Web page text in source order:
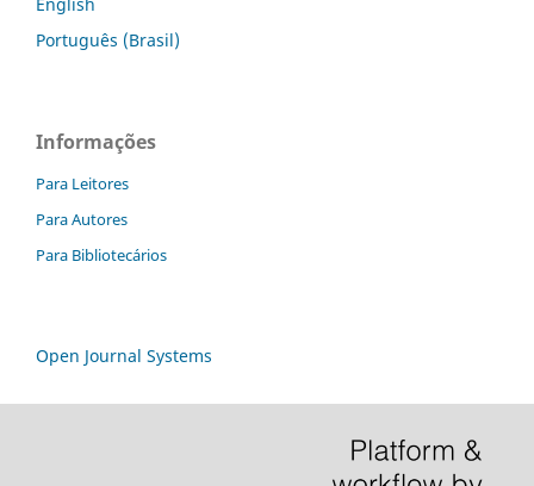
Português (Brasil)
Informações
Para Leitores
Para Autores
Para Bibliotecários
Open Journal Systems